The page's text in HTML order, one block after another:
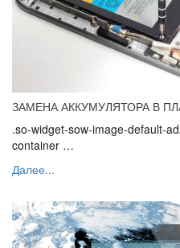
ЗАМЕНА АККУМУЛЯТОРА В
.so-widget-sow-image-default-
container …
Далее...